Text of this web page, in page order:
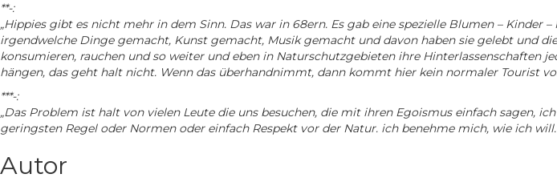
**-:
„Hippies gibt es nicht mehr in dem Sinn. Das war in 68ern. Es gab eine spezielle Blumen –
irgendwelche Dinge gemacht, Kunst gemacht, Musik gemacht und davon haben sie gelebt und
konsumieren, rauchen und so weiter und eben in Naturschutzgebieten ihre Hinterlassenschaften
hängen, das geht halt nicht. Wenn das überhandnimmt, dann kommt hier kein normaler Tourist
***-:
„Das Problem ist halt von vielen Leute die uns besuchen, die mit ihren Egoismus einfach sagen,
geringsten Regel oder Normen oder einfach Respekt vor der Natur. ich benehme mich, wie ich will.
Autor